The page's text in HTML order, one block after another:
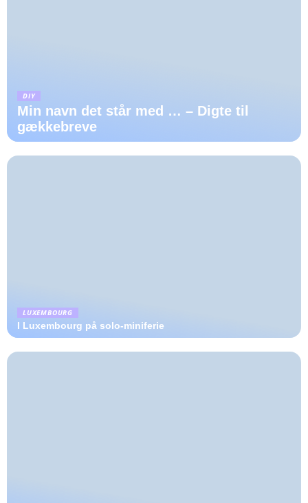
DIY
Min navn det står med … – Digte til
gækkebreve
LUXEMBOURG
I Luxembourg på solo-miniferie